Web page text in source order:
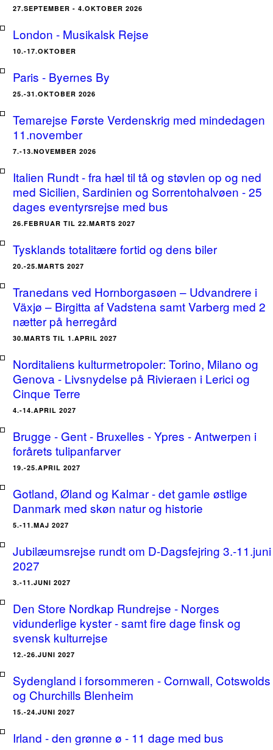
27.SEPTEMBER - 4.OKTOBER 2026
London - Musikalsk Rejse
10.-17.OKTOBER
Paris - Byernes By
25.-31.OKTOBER 2026
Temarejse Første Verdenskrig med mindedagen
11.november
7.-13.NOVEMBER 2026
Italien Rundt - fra hæl til tå og støvlen op og ned
med Sicilien, Sardinien og Sorrentohalvøen - 25
dages eventyrsrejse med bus
26.FEBRUAR TIL 22.MARTS 2027
Tysklands totalitære fortid og dens biler
20.-25.MARTS 2027
Tranedans ved Hornborgasøen – Udvandrere i
Växjø – Birgitta af Vadstena samt Varberg med 2
nætter på herregård
30.MARTS TIL 1.APRIL 2027
Norditaliens kulturmetropoler: Torino, Milano og
Genova - Livsnydelse på Rivieraen i Lerici og
Cinque Terre
4.-14.APRIL 2027
Brugge - Gent - Bruxelles - Ypres - Antwerpen i
forårets tulipanfarver
19.-25.APRIL 2027
Gotland, Øland og Kalmar - det gamle østlige
Danmark med skøn natur og historie
5.-11.MAJ 2027
Jubilæumsrejse rundt om D-Dagsfejring 3.-11.juni
2027
3.-11.JUNI 2027
Den Store Nordkap Rundrejse - Norges
vidunderlige kyster - samt fire dage finsk og
svensk kulturrejse
12.-26.JUNI 2027
Sydengland i forsommeren - Cornwall, Cotswolds
og Churchills Blenheim
15.-24.JUNI 2027
Irland - den grønne ø - 11 dage med bus